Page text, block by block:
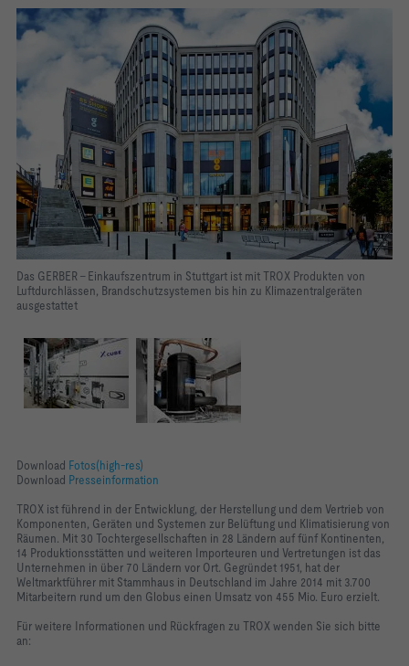
Das GERBER – Einkaufszentrum in Stuttgart ist mit TROX Produkten von
Luftdurchlässen, Brandschutzsystemen bis hin zu Klimazentralgeräten
ausgestattet
Download Fotos(high-res)
Download Presseinformation
TROX ist führend in der Entwicklung, der Herstellung und dem Vertrieb von
Komponenten, Geräten und Systemen zur Belüftung und Klimatisierung von
Räumen. Mit 30 Tochtergesellschaften in 28 Ländern auf fünf Kontinenten,
14 Produktionsstätten und weiteren Importeuren und Vertretungen ist das
Unternehmen in über 70 Ländern vor Ort. Gegründet 1951, hat der
Weltmarktführer mit Stammhaus in Deutschland im Jahre 2014 mit 3.700
Mitarbeitern rund um den Globus einen Umsatz von 455 Mio. Euro erzielt.
Für weitere Informationen und Rückfragen zu TROX wenden Sie sich bitte
an: